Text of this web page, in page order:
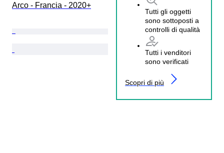
Tutti gli oggetti
sono sottoposti a
controlli di qualità
Tutti i venditori
sono verificati
Scopri di più
Arco - Francia - 2020+